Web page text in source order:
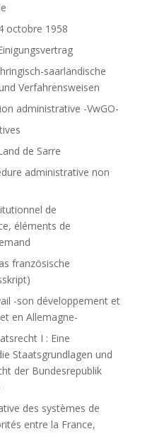
octobre 1958
saarländische
Verfahrensweisen
administrative -VwGO-
de Sarre
administrative non
de
éléments de
französische
-son développement et
en Allemagne-
I : Eine
Staatsgrundlagen und
der Bundesrepublik
des systèmes de
entre la France,